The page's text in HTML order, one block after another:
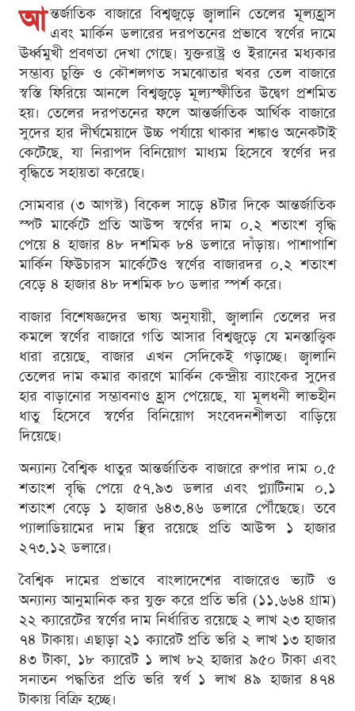
আ ন্তর্জাতিক বাজারে বিশ্বজুড়ে জ্বালানি তেলের মূল্যহ্রাস
এবং মার্কিন ডলারের দরপতনের প্রভাবে স্বর্ণের দামে
ঊর্ধ্বমুখী প্রবণতা দেখা গেছে। যুক্তরাষ্ট্র ও ইরানের মধ্যকার
সম্ভাব্য চুক্তি ও কৌশলগত সমঝোতার খবর তেল বাজারে
স্বস্তি ফিরিয়ে আনলে বিশ্বজুড়ে মূল্যস্ফীতির উদ্বেগ প্রশমিত
হয়। তেলের দরপতনের ফলে আন্তর্জাতিক আর্থিক বাজারে
সুদের হার দীর্ঘমেয়াদে উচ্চ পর্যায়ে থাকার শঙ্কাও অনেকটাই
কেটেছে, যা নিরাপদ বিনিয়োগ মাধ্যম হিসেবে স্বর্ণের দর
বৃদ্ধিতে সহায়তা করেছে।
সোমবার (৩ আগস্ট) বিকেল সাড়ে ৪টার দিকে আন্তর্জাতিক
স্পট মার্কেটে প্রতি আউন্স স্বর্ণের দাম ০.২ শতাংশ বৃদ্ধি
পেয়ে ৪ হাজার ৪৮ দশমিক ৮৪ ডলারে দাঁড়ায়। পাশাপাশি
মার্কিন ফিউচারস মার্কেটেও স্বর্ণের বাজারদর ০.২ শতাংশ
বেড়ে ৪ হাজার ৪৮ দশমিক ৮০ ডলার স্পর্শ করে।
বাজার বিশেষজ্ঞদের ভাষ্য অনুযায়ী, জ্বালানি তেলের দর
কমলে স্বর্ণের বাজারে গতি আসার বিশ্বজুড়ে যে মনস্তাত্ত্বিক
ধারা রয়েছে, বাজার এখন সেদিকেই গড়াচ্ছে। জ্বালানি
তেলের দাম কমার কারণে মার্কিন কেন্দ্রীয় ব্যাংকের সুদের
হার বাড়ানোর সম্ভাবনাও হ্রাস পেয়েছে, যা মূলধনী লাভহীন
ধাতু হিসেবে স্বর্ণের বিনিয়োগ সংবেদনশীলতা বাড়িয়ে
দিয়েছে।
অন্যান্য বৈশ্বিক ধাতুর আন্তর্জাতিক বাজারে রুপার দাম ০.৫
শতাংশ বৃদ্ধি পেয়ে ৫৭.৯৩ ডলার এবং প্ল্যাটিনাম ০.১
শতাংশ বেড়ে ১ হাজার ৬৪৩.৪৬ ডলারে পৌঁছেছে। তবে
প্যালাডিয়ামের দাম স্থির রয়েছে প্রতি আউন্স ১ হাজার
২৭৩.১২ ডলারে।
বৈশ্বিক দামের প্রভাবে বাংলাদেশের বাজারেও ভ্যাট ও
অন্যান্য আনুমানিক কর যুক্ত করে প্রতি ভরি (১১.৬৬৪ গ্রাম)
২২ ক্যারেটের স্বর্ণের দাম নির্ধারিত রয়েছে ২ লাখ ২৩ হাজার
৭৪ টাকায়। এছাড়া ২১ ক্যারেট প্রতি ভরি ২ লাখ ১৩ হাজার
৪৩ টাকা, ১৮ ক্যারেট ১ লাখ ৮২ হাজার ৯৫০ টাকা এবং
সনাতন পদ্ধতির প্রতি ভরি স্বর্ণ ১ লাখ ৪৯ হাজার ৪৭৪
টাকায় বিক্রি হচ্ছে।